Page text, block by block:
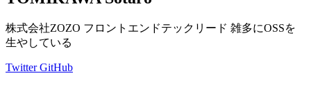
株式会社ZOZO フロントエンドテックリード 雑多にOSSを
生やしている
TwitterGitHub